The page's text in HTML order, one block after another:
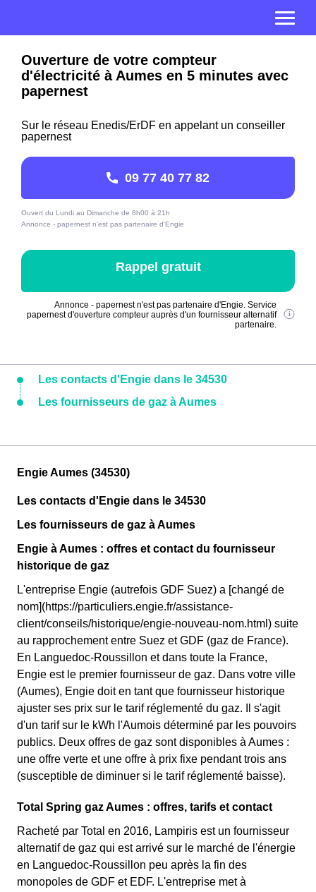
Ouverture de votre compteur
d'électricité à Aumes en 5 minutes avec
papernest
Sur le réseau Enedis/ErDF en appelant un conseiller
papernest
09 77 40 77 82
Ouvert du Lundi au Dimanche de 8h00 à 21h
Annonce - papernest n'est pas partenaire d'Engie
Rappel gratuit
Annonce - papernest n'est pas partenaire d'Engie. Service
papernest d'ouverture compteur auprès d'un fournisseur alternatif
partenaire.
Les contacts d'Engie dans le 34530
Les fournisseurs de gaz à Aumes
Engie Aumes (34530)
Les contacts d'Engie dans le 34530
Les fournisseurs de gaz à Aumes
Engie à Aumes : offres et contact du fournisseur
historique de gaz
L'entreprise Engie (autrefois GDF Suez) a [changé de
nom](https://particuliers.engie.fr/assistance-
client/conseils/historique/engie-nouveau-nom.html) suite
au rapprochement entre Suez et GDF (gaz de France).
En Languedoc-Roussillon et dans toute la France,
Engie est le premier fournisseur de gaz. Dans votre ville
(Aumes), Engie doit en tant que fournisseur historique
ajuster ses prix sur le tarif réglementé du gaz. Il s'agit
d'un tarif sur le kWh l'Aumois déterminé par les pouvoirs
publics. Deux offres de gaz sont disponibles à Aumes :
une offre verte et une offre à prix fixe pendant trois ans
(susceptible de diminuer si le tarif réglementé baisse).
Total Spring gaz Aumes : offres, tarifs et contact
Racheté par Total en 2016, Lampiris est un fournisseur
alternatif de gaz qui est arrivé sur le marché de l'énergie
en Languedoc-Roussillon peu après la fin des
monopoles de GDF et EDF. L'entreprise met à